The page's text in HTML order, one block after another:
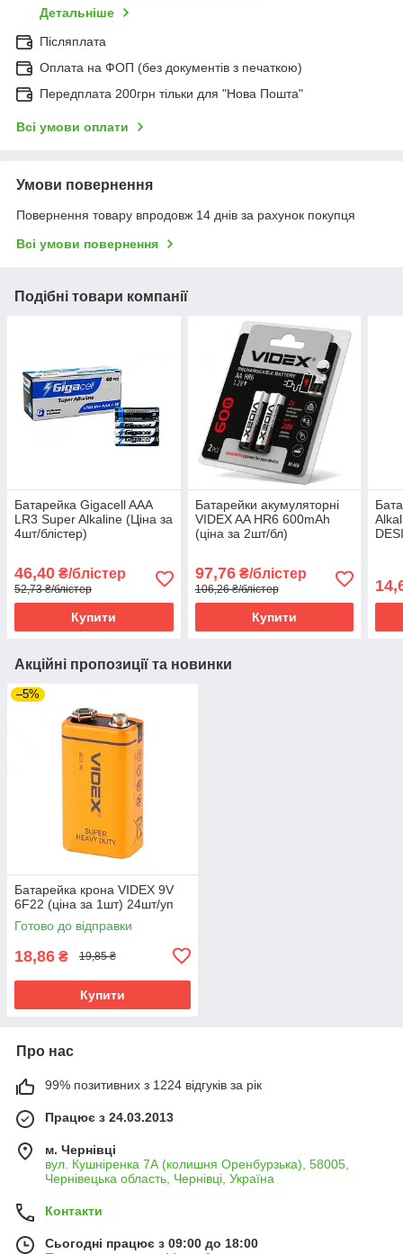
Детальніше
Післяплата
Оплата на ФОП (без документів з печаткою)
Передплата 200грн тільки для "Нова Пошта"
Всі умови оплати
Умови повернення
Повернення товару впродовж 14 днів за рахунок покупця
Всі умови повернення
Подібні товари компанії
Батарейка Gigacell AAA
LR3 Super Alkaline (Ціна за
4шт/блістер)
46,40 ₴/блістер
52,73 ₴/блістер
Купити
Батарейки акумуляторні
VIDEX AA HR6 600mAh
(ціна за 2шт/бл)
97,76₴/блістер
106,26 ₴/блістер
Купити
Акційні пропозиції та новинки
–5%
Батарейка крона VIDEX 9V
6F22 (ціна за 1шт) 24шт/уп
Готово до відправки
18,86 ₴ 19,85 ₴
Купити
Про нас
99% позитивних з 1224 відгуків за рік
Працює з 24.03.2013
м. Чернівці
вул. Кушніренка 7А (колишня Оренбурзька), 58005,
Чернівецька область, Чернівці, Україна
Контакти
Сьогодні працює з 09:00 до 18:00